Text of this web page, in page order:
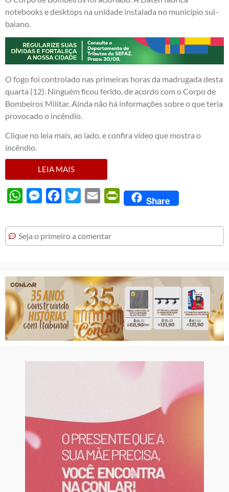
notebooks e desktops na unidade instalada no município sul-
baiano.
O fogo foi controlado nas primeiras horas da madrugada desta
quarta (12). Ninguém ficou ferido, de acordo com o Corpo de
Bombeiros Militar. Ainda não há informações sobre o que teria
provocado o incêndio.
Clique no leia mais, ao lado, e confira vídeo que mostra o
incêndio.
LEIA MAIS
WhatsAppMessengerFacebook
Twitter Email PrintFriendly
Share
Seja o primeiro a comentar